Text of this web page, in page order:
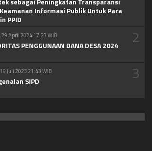
Informasi Publik Untuk Para
PPID
29 April 2024 17:23 WIB
PENGGUNAAN DANA DESA 2024 2
Juli 2023 21:43 WIB
SIPD 3